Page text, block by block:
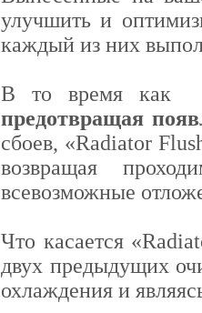
улучшить и
каждый из них
В то время как
предотвращая
сбоев, «Radiator
возвращая
всевозможные
Что касается
двух предыдущих
охлаждения и